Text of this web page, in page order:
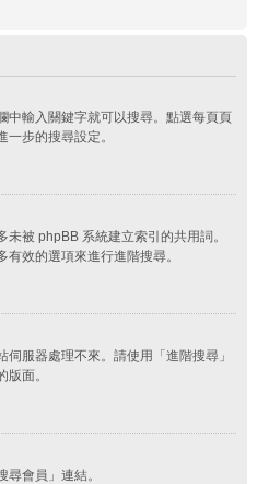
中輸入關鍵字就可以搜尋。點選每頁頁
步的搜尋設定。
被 phpBB 系統建立索引的共用詞。
效的選項來進行進階搜尋。
服器處理不來。請使用「進階搜尋」
面。
會員」連結。